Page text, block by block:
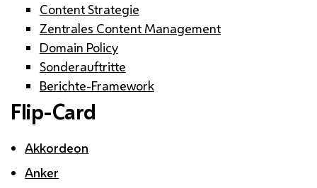
Content Strategie
Zentrales Content Management
Domain Policy
Sonderauftritte
Berichte-Framework
Flip-Card
Akkordeon
Anker